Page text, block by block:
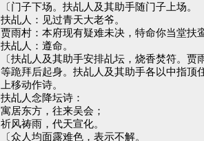
〔门子下场。扶乩人及其助手随门子上场。
扶乩人：见过青天大老爷。
贾雨村：本府现有疑难未决，特命你当堂扶
扶乩人：遵命。
〔扶乩人及其助手安排乩坛，烧香焚符。
等跪拜后起身。扶乩人及其助手各以中指顶
上移动作诗。
扶乩人念降坛诗：
寓居东方，往来吴会；
祈风祷雨，代天宣化。
〔众人均面露难色，表示不解。